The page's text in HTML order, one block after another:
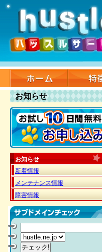
お知らせ
お知らせ
新着情報
メンテナンス情報
障害情報